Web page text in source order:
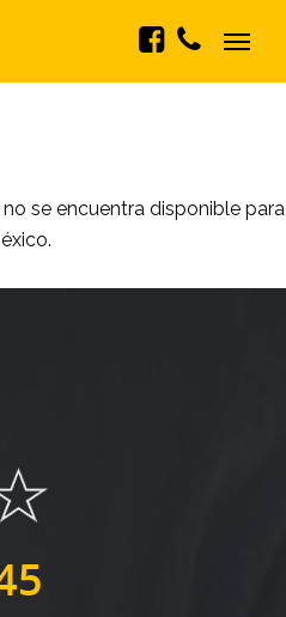
se encuentra disponible para